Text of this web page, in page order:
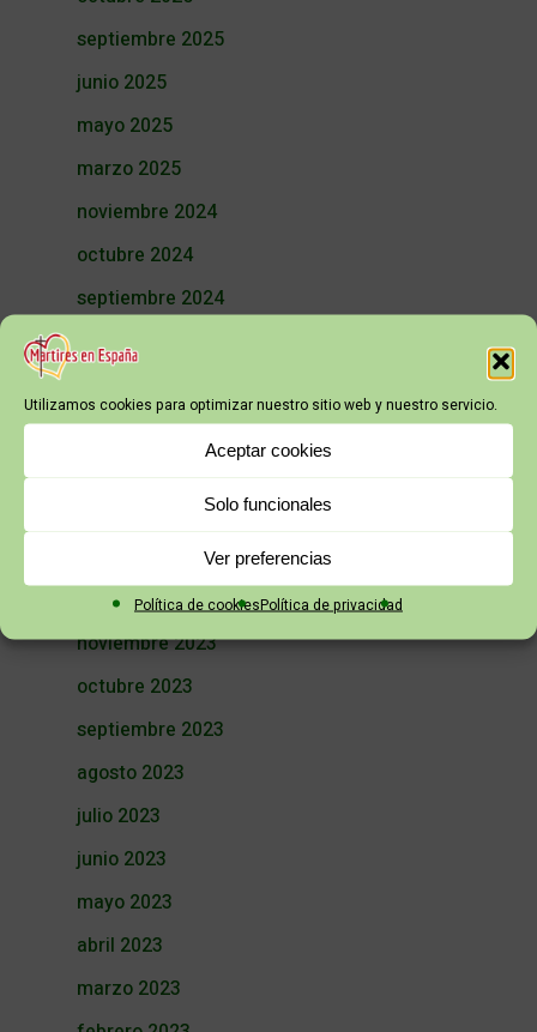
Utilizamos cookies para optimizar nuestro sitio web y nuestro servicio.
Aceptar cookies
Solo funcionales
Ver preferencias
Política de cookiesPolítica de privacidad
septiembre 2025
junio 2025
mayo 2025
marzo 2025
noviembre 2024
octubre 2024
septiembre 2024
julio 2024
mayo 2024
abril 2024
enero 2024
noviembre 2023
octubre 2023
septiembre 2023
agosto 2023
julio 2023
junio 2023
mayo 2023
abril 2023
marzo 2023